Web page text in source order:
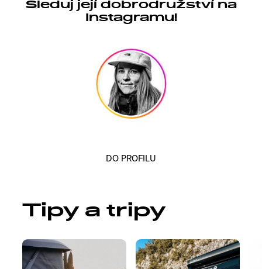
Sleduj její dobrodružství na
Instagramu!
DO PROFILU
Tipy a tripy